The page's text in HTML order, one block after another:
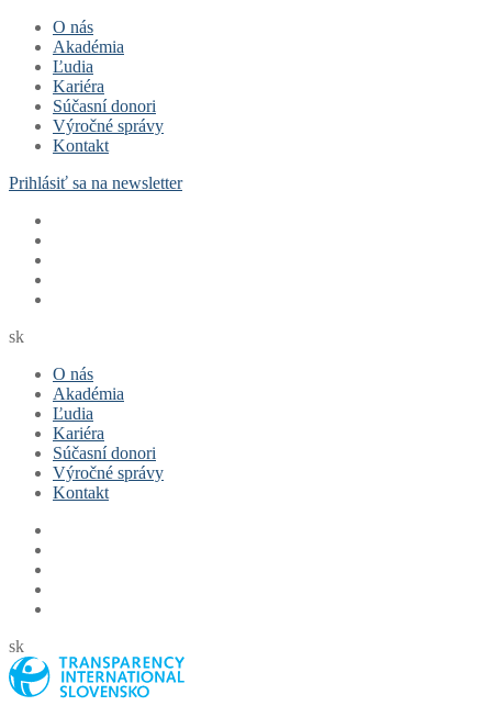
Preskočiť
obsah
Menu
ZavrieťO nás
Akadémia
Ľudia
Kariéra
Súčasní donori
Výročné správy
Kontakt
Prihlásiť sa na newsletter
sk
O nás
Akadémia
Ľudia
Kariéra
Súčasní donori
Výročné správy
Kontakt
sk